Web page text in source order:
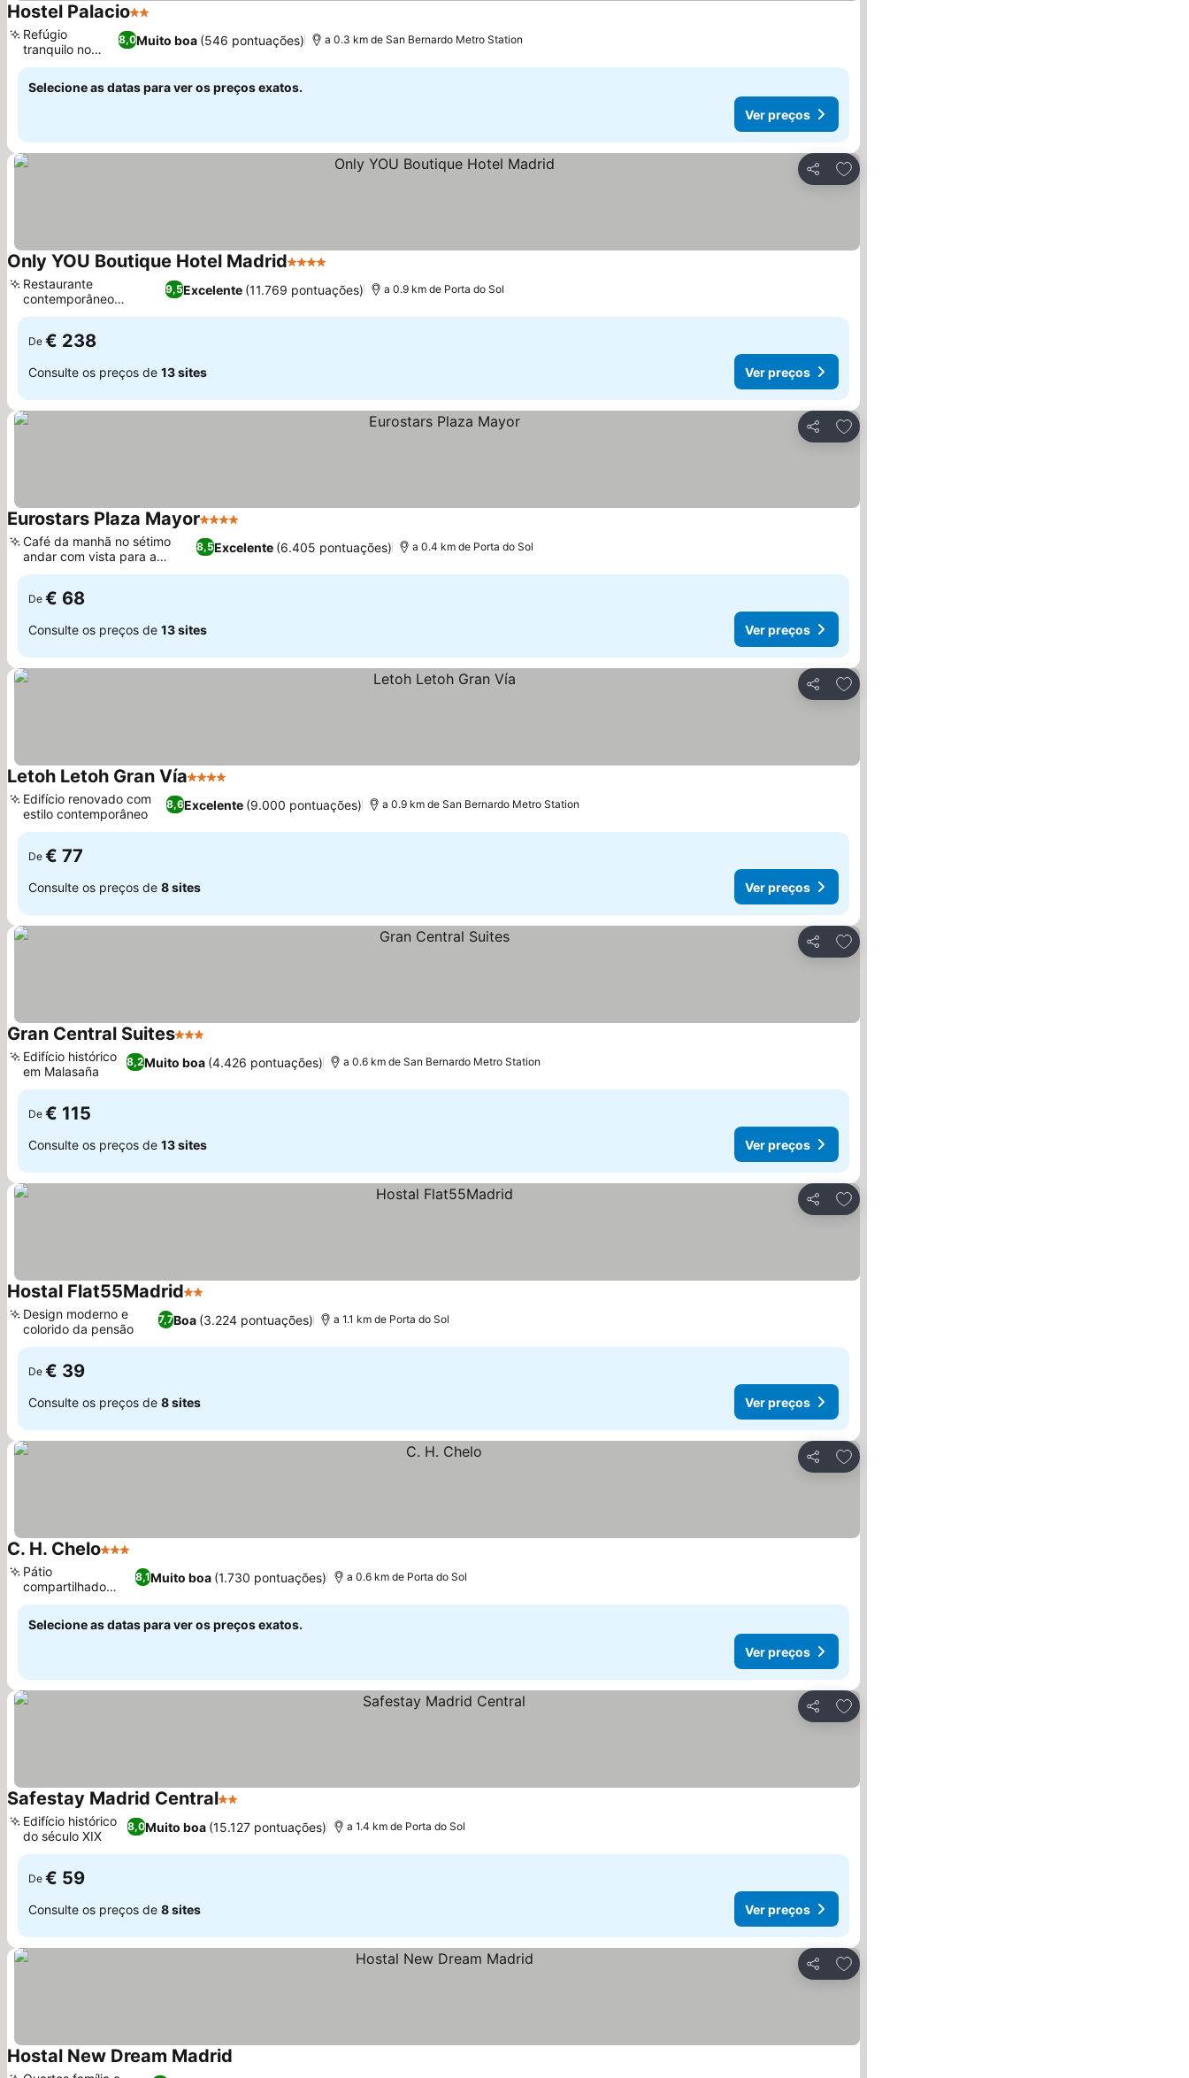
Hostel Palacio2 Estrelas
8,0Muito boa (546 pontuações)
Refúgio
tranquilo no
jardim
a 0.3 km de San Bernardo Metro Station
Selecione as datas para ver os preços exatos.
Ver preços
Partilhar
Adicionar aos favoritos
Only YOU Boutique Hotel Madrid4 Estrelas
9,5Excelente (11.769 pontuações)
Restaurante
contemporâneo
impressionante
a 0.9 km de Porta do Sol
De € 238
Consulte os preços de 13 sites Ver preços
Partilhar
Adicionar aos favoritos
Eurostars Plaza Mayor4 Estrelas
8,5Excelente (6.405 pontuações)
Café da manhã no sétimo
andar com vista para a
cidade
a 0.4 km de Porta do Sol
De € 68
Consulte os preços de 13 sites Ver preços
Partilhar
Adicionar aos favoritos
Letoh Letoh Gran Vía4 Estrelas
8,6Excelente (9.000 pontuações)
Edifício renovado com
estilo contemporâneo
a 0.9 km de San Bernardo Metro Station
De € 77
Consulte os preços de 8 sites Ver preços
Partilhar
Adicionar aos favoritos
Gran Central Suites3 Estrelas
8,2Muito boa (4.426 pontuações)
Edifício histórico
em Malasaña
a 0.6 km de San Bernardo Metro Station
De € 115
Consulte os preços de 13 sites Ver preços
Partilhar
Adicionar aos favoritos
Hostal Flat55Madrid2 Estrelas
7,7Boa (3.224 pontuações)
Design moderno e
colorido da pensão
a 1.1 km de Porta do Sol
De € 39
Consulte os preços de 8 sites Ver preços
Partilhar
Adicionar aos favoritos
C. H. Chelo3 Estrelas
8,1Muito boa (1.730 pontuações)
Pátio
compartilhado
para relaxar
a 0.6 km de Porta do Sol
Selecione as datas para ver os preços exatos.
Ver preços
Partilhar
Adicionar aos favoritos
Safestay Madrid Central2 Estrelas
8,0Muito boa (15.127 pontuações)
Edifício histórico
do século XIX
a 1.4 km de Porta do Sol
De € 59
Consulte os preços de 8 sites Ver preços
Partilhar
Adicionar aos favoritos
Hostal New Dream Madrid